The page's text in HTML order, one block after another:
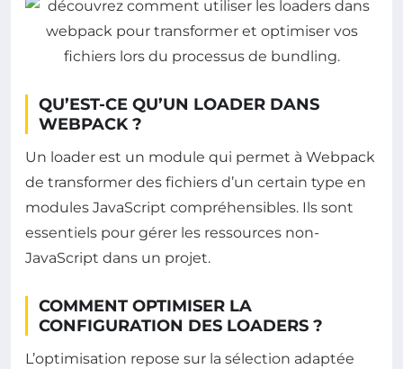
QU’EST-CE QU’UN LOADER DANS
WEBPACK ?
Un loader est un module qui permet à Webpack
de transformer des fichiers d’un certain type en
modules JavaScript compréhensibles. Ils sont
essentiels pour gérer les ressources non-
JavaScript dans un projet.
COMMENT OPTIMISER LA
CONFIGURATION DES LOADERS ?
L’optimisation repose sur la sélection adaptée